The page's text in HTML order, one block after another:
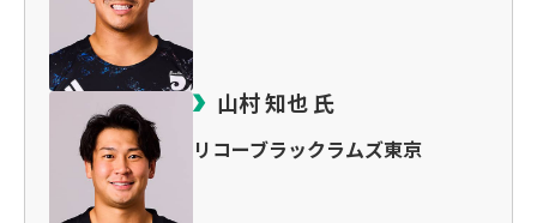
山村 知也 氏
リコーブラックラムズ東京